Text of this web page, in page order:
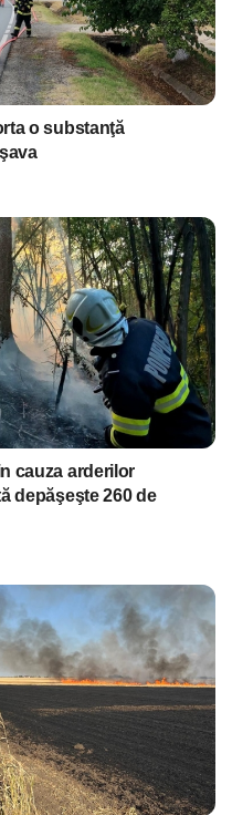
o substanţă
cauza arderilor
depăşeşte 260 de